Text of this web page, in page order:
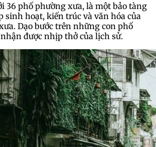
36 phố phường xưa, là một bảo tàng
sinh hoạt, kiến trúc và văn hóa của
Dạo bước trên những con phố
được nhịp thở của lịch sử.